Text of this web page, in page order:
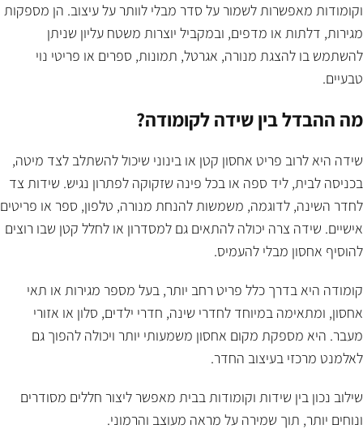
וקומודות מאפשרות לשמור על סדר מבלי לוותר על עיצוב. הן מספקות
מגירות, דלתות או מדפים, ובמקביל יוצרות משטח עליון שניתן
להשתמש בו להצגת מנורה, אגרטל, תמונות, ספרים או פריטי נוי
טבעיים.
מה ההבדל בין שידה לקומודה?
שידה היא לרוב פריט אחסון קטן או בינוני שיכול להשתלב לצד מיטה,
בכניסה לבית, ליד ספה או בכל פינה שזקוקה לפתרון נגיש. שידות צד
לחדר השינה, לדוגמה, משמשות להנחת מנורה, טלפון, ספר או פריטים
אישיים. שידה צרה יכולה להתאים גם למסדרון או לחלל קטן שבו רוצים
להוסיף אחסון מבלי להעמיס.
קומודה היא בדרך כלל פריט רחב יותר, בעל מספר מגירות או תאי
אחסון, ומתאימה במיוחד לחדרי שינה, חדרי ילדים, סלון או אזורי
מעבר. היא מספקת מקום אחסון משמעותי יותר ויכולה להפוך גם
לאלמנט מרכזי בעיצוב החדר.
שילוב נכון בין שידות וקומודות בבית מאפשר ליצור חללים מסודרים
ונוחים יותר, תוך שמירה על מראה מעוצב והרמוני.